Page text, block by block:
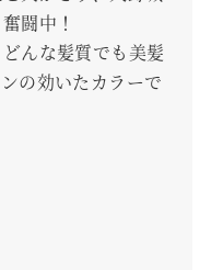
闘中！
んな髪質でも美髪
の効いたカラーで